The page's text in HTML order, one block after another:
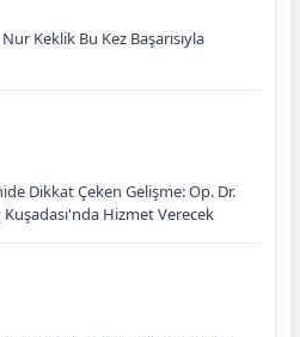
Keklik Bu Kez Başarısıyla
Dikkat Çeken Gelişme: Op. Dr.
Hizmet Verecek